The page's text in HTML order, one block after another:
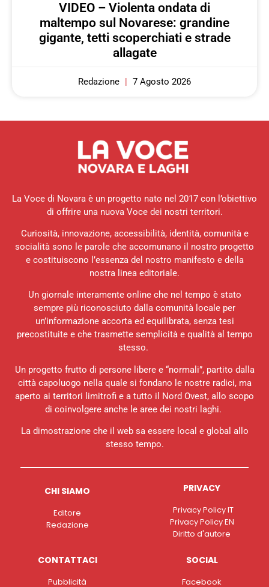
VIDEO – Violenta ondata di
maltempo sul Novarese: grandine
gigante, tetti scoperchiati e strade
allagate
Redazione 7 Agosto 2026
La Voce di Novara è un progetto nato nel 2017 con l’obiettivo
di offrire una nuova Voce dei nostri territori.
Curiosità, innovazione, accessibilità, identità, comunità e
socialità sono le parole che accomunano il nostro progetto
e costituiscono l’essenza del nostro manifesto e della
nostra linea editoriale.
Un giornale interamente online che nel tempo è stato
sempre più riconosciuto dalla comunità locale per
un’informazione accorta ed equilibrata, senza tesi
precostituite e che trasmette semplicità e qualità al tempo
stesso.
Un progetto frutto di persone libere e “normali”, partito dalla
città capoluogo nella quale si fondano le nostre radici, ma
aperto ai territori limitrofi e a tutto il Nord Ovest, allo scopo
di coinvolgere anche le aree dei nostri laghi.
La dimostrazione che il web sa essere local e global allo
stesso tempo.
CHI SIAMO
Editore
Redazione
PRIVACY
Privacy Policy IT
Privacy Policy EN
Diritto d'autore
CONTATTACI
Pubblicità
SOCIAL
Facebook